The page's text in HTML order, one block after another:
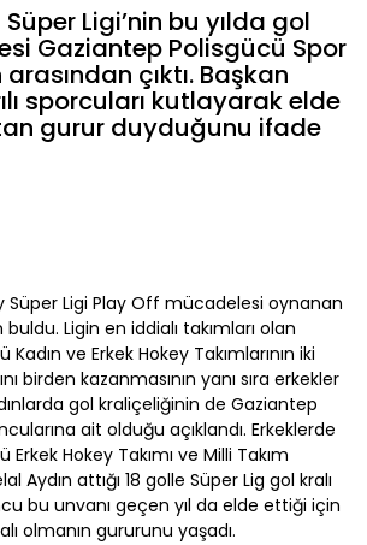
Süper Ligi’nin bu yılda gol
Gaziantep Polisgücü Spor
çıktı. Başkan
sporcuları kutlayarak elde
gurur duyduğunu ifade
Süper Ligi Play Off mücadelesi oynanan
Ligin en iddialı takımları olan
ve Erkek Hokey Takımlarının iki
birden kazanmasının yanı sıra erkekler
gol kraliçeliğinin de Gaziantep
ait olduğu açıklandı. Erkeklerde
Hokey Takımı ve Milli Takım
Aydın attığı 18 golle Süper Lig gol kralı
bu unvanı geçen yıl da elde ettiği için
olmanın gururunu yaşadı.